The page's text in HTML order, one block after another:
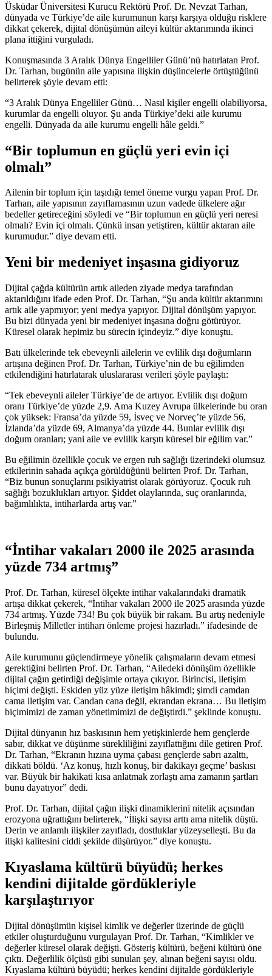
Üsküdar Üniversitesi Kurucu Rektörü Prof. Dr. Nevzat Tarhan,
dünyada ve Türkiye’de aile kurumunun karşı karşıya olduğu risklere
dikkat çekerek, dijital dönüşümün aileyi kültür aktarımında ikinci
plana ittiğini vurguladı.
Konuşmasında 3 Aralık Dünya Engelliler Günü’nü hatırlatan Prof.
Dr. Tarhan, bugünün aile yapısına ilişkin düşüncelerle örtüştüğünü
belirterek şöyle devam etti:
“3 Aralık Dünya Engelliler Günü… Nasıl kişiler engelli olabiliyorsa,
kurumlar da engelli oluyor. Şu anda Türkiye’deki aile kurumu
engelli. Dünyada da aile kurumu engelli hâle geldi.”
“Bir toplumun en güçlü yeri evin içi
olmalı”
Ailenin bir toplum için taşıdığı temel öneme vurgu yapan Prof. Dr.
Tarhan, aile yapısının zayıflamasının uzun vadede ülkelere ağır
bedeller getireceğini söyledi ve “Bir toplumun en güçlü yeri neresi
olmalı? Evin içi olmalı. Çünkü insan yetiştiren, kültür aktaran aile
kurumudur.” diye devam etti.
Yeni bir medeniyet inşasına gidiyoruz
Dijital çağda kültürün artık aileden ziyade medya tarafından
aktarıldığını ifade eden Prof. Dr. Tarhan, “Şu anda kültür aktarımını
artık aile yapmıyor; yeni medya yapıyor. Dijital dönüşüm yapıyor.
Bu bizi dünyada yeni bir medeniyet inşasına doğru götürüyor.
Küresel olarak hepimiz bu sürecin içindeyiz.” diye konuştu.
Batı ülkelerinde tek ebeveynli ailelerin ve evlilik dışı doğumların
artışına değinen Prof. Dr. Tarhan, Türkiye’nin de bu eğilimden
etkilendiğini hatırlatarak uluslararası verileri şöyle paylaştı:
“Tek ebeveynli aileler Türkiye’de de artıyor. Evlilik dışı doğum
oranı Türkiye’de yüzde 2,9. Ama Kuzey Avrupa ülkelerinde bu oran
çok yüksek: Fransa’da yüzde 59, İsveç ve Norveç’te yüzde 56,
İzlanda’da yüzde 69, Almanya’da yüzde 44. Bunlar evlilik dışı
doğum oranları; yani aile ve evlilik karşıtı küresel bir eğilim var.”
Bu eğilimin özellikle çocuk ve ergen ruh sağlığı üzerindeki olumsuz
etkilerinin sahada açıkça görüldüğünü belirten Prof. Dr. Tarhan,
“Biz bunun sonuçlarını psikiyatrist olarak görüyoruz. Çocuk ruh
sağlığı bozuklukları artıyor. Şiddet olaylarında, suç oranlarında,
bağımlılıkta, intiharlarda artış var.”
“İntihar vakaları 2000 ile 2025 arasında
yüzde 734 artmış”
Prof. Dr. Tarhan, küresel ölçekte intihar vakalarındaki dramatik
artışa dikkat çekerek, “İntihar vakaları 2000 ile 2025 arasında yüzde
734 artmış. Yüzde 734! Bu çok büyük bir rakam. Bu artış nedeniyle
Birleşmiş Milletler intiharı önleme projesi hazırladı.” ifadesinde de
bulundu.
Aile kurumunu güçlendirmeye yönelik çalışmaların devam etmesi
gerektiğini belirten Prof. Dr. Tarhan, “Ailedeki dönüşüm özellikle
dijital çağın getirdiği değişimle ortaya çıkıyor. Birincisi, iletişim
biçimi değişti. Eskiden yüz yüze iletişim hâkimdi; şimdi camdan
cama iletişim var. Candan cana değil, ekrandan ekrana… Bu iletişim
biçimimizi de zaman yönetimimizi de değiştirdi.” şeklinde konuştu.
Dijital dünyanın hız baskısının hem yetişkinlerde hem gençlerde
sabır, dikkat ve düşünme sürekliliğini zayıflattığını dile getiren Prof.
Dr. Tarhan, “Ekranın hızına uyma çabası gençlerde sabrı azalttı,
dikkati böldü. ‘Az konuş, hızlı konuş, bir dakikayı geçme’ baskısı
var. Büyük bir hakikati kısa anlatmak zorlaştı ama zamanın şartları
bunu dayatıyor” dedi.
Prof. Dr. Tarhan, dijital çağın ilişki dinamiklerini nitelik açısından
erozyona uğrattığını belirterek, “İlişki sayısı arttı ama nitelik düştü.
Derin ve anlamlı ilişkiler zayıfladı, dostluklar yüzeyselleşti. Bu da
ilişki kalitesini ciddi şekilde düşürüyor.” diye konuştu.
Kıyaslama kültürü büyüdü; herkes
kendini dijitalde gördükleriyle
karşılaştırıyor
Dijital dönüşümün kişisel kimlik ve değerler üzerinde de güçlü
etkiler oluşturduğunu vurgulayan Prof. Dr. Tarhan, “Kimlikler ve
değerler küresel olarak değişti. Gösteriş kültürü, beğeni kültürü öne
çıktı. Değerlilik ölçüsü gibi sunulan şey, alınan beğeni sayısı oldu.
Kıyaslama kültürü büyüdü; herkes kendini dijitalde gördükleriyle